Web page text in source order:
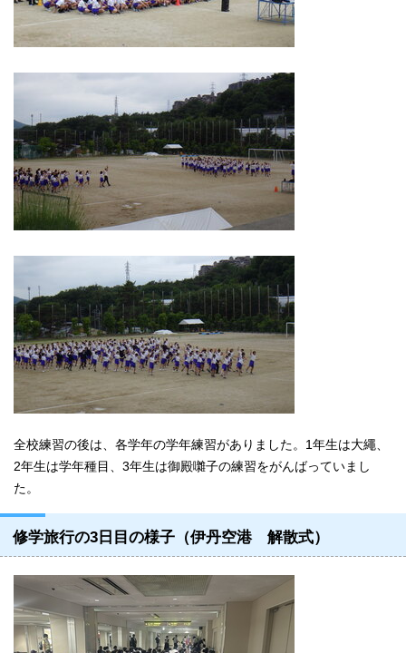
全校練習の後は、各学年の学年練習がありました。1年生は大繩、
2年生は学年種目、3年生は御殿囃子の練習をがんばっていまし
た。
修学旅行の3日目の様子（伊丹空港 解散式）